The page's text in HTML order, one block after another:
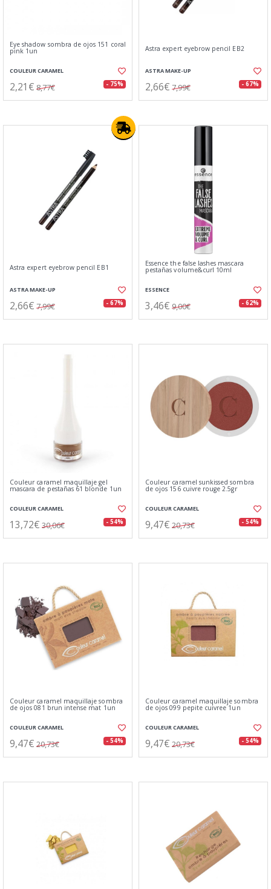
Eye shadow sombra de ojos 151 coral
pink 1un
COULEUR CARAMEL
2,21€ 8,77€ - 75%
Astra expert eyebrow pencil EB2
ASTRA MAKE-UP
2,66€ 7,99€ - 67%
Astra expert eyebrow pencil EB1
ASTRA MAKE-UP
2,66€ 7,99€ - 67%
Essence the false lashes mascara
pestañas volume&curl 10ml
ESSENCE
3,46€ 9,00€ - 62%
Couleur caramel maquillaje gel
mascara de pestañas 61 blonde 1un
COULEUR CARAMEL
13,72€ 30,06€ - 54%
Couleur caramel sunkissed sombra
de ojos 156 cuivre rouge 2.5gr
COULEUR CARAMEL
9,47€ 20,73€ - 54%
Couleur caramel maquillaje sombra
de ojos 081 brun intense mat 1un
COULEUR CARAMEL
9,47€ 20,73€ - 54%
Couleur caramel maquillaje sombra
de ojos 099 pepite cuivree 1un
COULEUR CARAMEL
9,47€ 20,73€ - 54%